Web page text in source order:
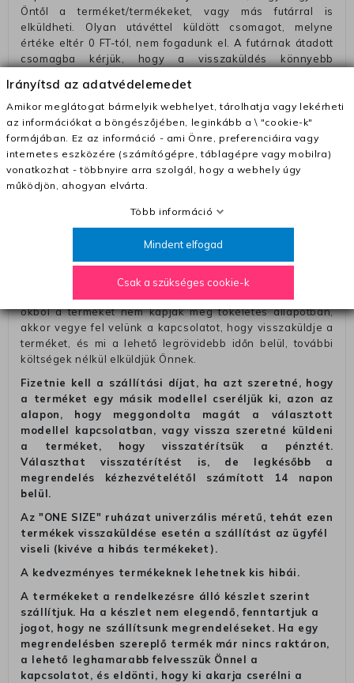
Öntől a terméket/termékeket, vagy más futárral is
elküldheti. Olyan utávéttel küldött csomagot, melyne
értéke eltér 0 FT-tól, nem fogadunk el. A futárnak átadott
csomagba kérjük, hogy a visszaküldés könnyebb
felírja telefonszámát/rendelési számát. Az eljárás
egyszerűsítése érdekében kérjük, hogy erre a jegyre írja
rá a számla IBAN-számát és a számlatulajdonos nevét.
– Ha vissza akarja küldeni a termékeket a futárunkkal, a díj
2290 Ft, amelyet hozzáadunk a visszatérítő számlához.
– A termékeket bármilyen más futárral visszajuttathatja.
futárnak (amikor a terméket átadja).
Méretcsere esetén szállítási díjat számitunk fel, ha nem a
okból a terméket nem kapják meg tökéletes állapotban,
akkor vegye fel velünk a kapcsolatot, hogy visszaküldje a
terméket, és mi a lehető legrövidebb időn belül, további
költségek nélkül elküldjük Önnek.
Fizetnie kell a szállítási díjat, ha azt szeretné, hogy
a terméket egy másik modellel cseréljük ki, azon az
alapon, hogy meggondolta magát a választott
modellel kapcsolatban, vagy vissza szeretné küldeni
a terméket, hogy visszatérítsük a pénztét.
Választhat visszatérítést is, de legkésőbb a
megrendelés kézhezvételétől számított 14 napon
belül.
Az "ONE SIZE" ruházat univerzális méretű, tehát ezen
termékek visszaküldése esetén a szállítást az ügyfél
viseli (kivéve a hibás termékeket).
A kedvezményes termékeknek lehetnek kis hibái.
A termékeket a rendelkezésre álló készlet szerint
szállítjuk. Ha a készlet nem elegendő, fenntartjuk a
jogot, hogy ne szállítsunk megrendeléseket. Ha egy
megrendelésben szereplő termék már nincs raktáron,
a lehető leghamarabb felvesszük Önnel a
kapcsolatot, és eldönti, hogy ki akarja cserélni a
Irányítsd az adatvédelemedet
Amikor meglátogat bármelyik webhelyet, tárolhatja vagy lekérheti
az információkat a böngészőjében, leginkább a \ "cookie-k"
formájában. Ez az információ - ami Önre, preferenciáira vagy
internetes eszközére (számítógépre, táblagépre vagy mobilra)
vonatkozhat - többnyire arra szolgál, hogy a webhely úgy
működjön, ahogyan elvárta.
Több információ
Mindent elfogad
Csak a szükséges cookie-k